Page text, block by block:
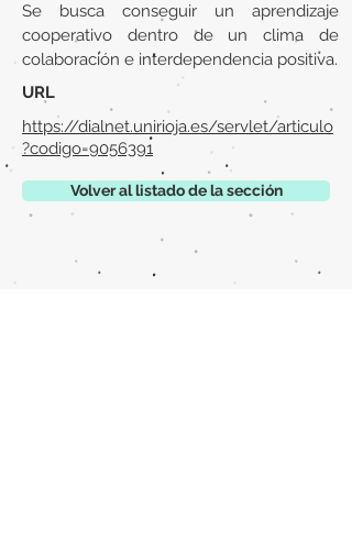
Se busca conseguir un aprendizaje
cooperativo dentro de un clima de
colaboración e interdependencia positiva.
URL
https://dialnet.unirioja.es/servlet/articulo
?codigo=9056391
Volver al listado de la sección